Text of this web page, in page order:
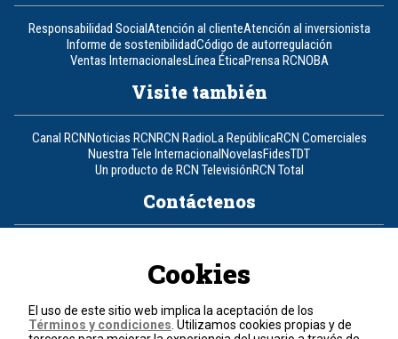
Responsabilidad SocialAtención al clienteAtención al inversionista
Informe de sostenibilidadCódigo de autorregulación
Ventas InternacionalesLínea ÉticaPrensa RCNOBA
Visite también
Canal RCNNoticias RCNRCN RadioLa RepúblicaRCN Comerciales
Nuestra Tele InternacionalNovelasFidesTDT
Un producto de RCN TelevisiónRCN Total
Contáctenos
Política de cookies
Términos y condiciones
Cookies
El uso de este sitio web implica la aceptación de los
Términos y condiciones . Utilizamos cookies propias y de